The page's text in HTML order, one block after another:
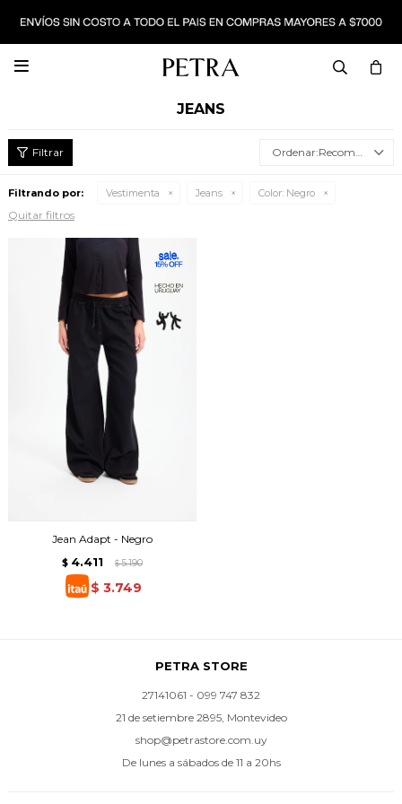

JEANS
Recomendados
Filtrando por: Vestimenta Jeans Color: Negro
Quitar filtros
Jean Adapt - Negro
$ 4.411 $ 5.190
$ 3.749
PETRA STORE
27141061 - 099 747 832
21 de setiembre 2895, Montevideo
shop@petrastore.com.uy
De lunes a sábados de 11 a 20hs